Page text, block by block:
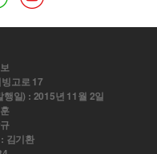
고로 17
일) : 2015년 11월 2일
김기환